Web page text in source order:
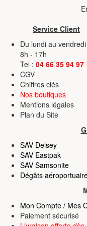
Service Client
Du lundi au vendredi
8h - 17h
Tel : 04 66 35 94 97
CGV
Chiffres clés
Nos boutiques
Mentions légales
Plan du Site
SAV Delsey
SAV Eastpak
SAV Samsonite
Dégâts
Mon Compte / Mes
Paiement sécurisé